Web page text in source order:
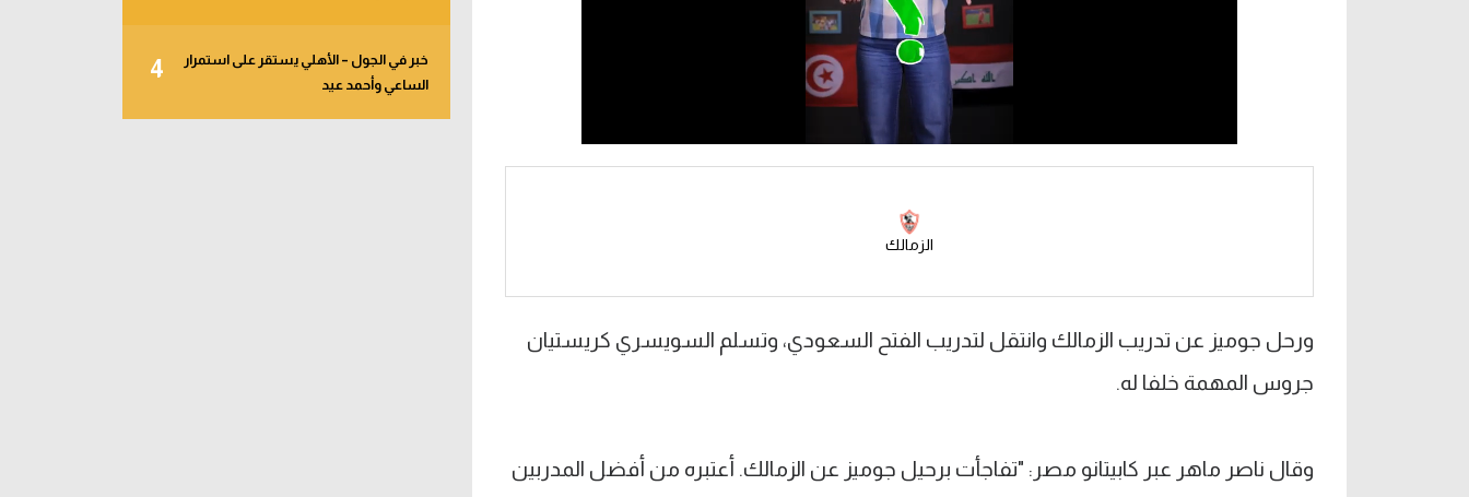
الزمالك
ورحل جوميز عن تدريب الزمالك وانتقل لتدريب الفتح السعودي، وتسلم السويسري كريستيان
جروس المهمة خلفا له.
وقال ناصر ماهر عبر كابيتانو مصر: "تفاجأت برحيل جوميز عن الزمالك. أعتبره من أفضل المدربين
4
خبر في الجول – الأهلي يستقر على استمرار
الساعي وأحمد عيد